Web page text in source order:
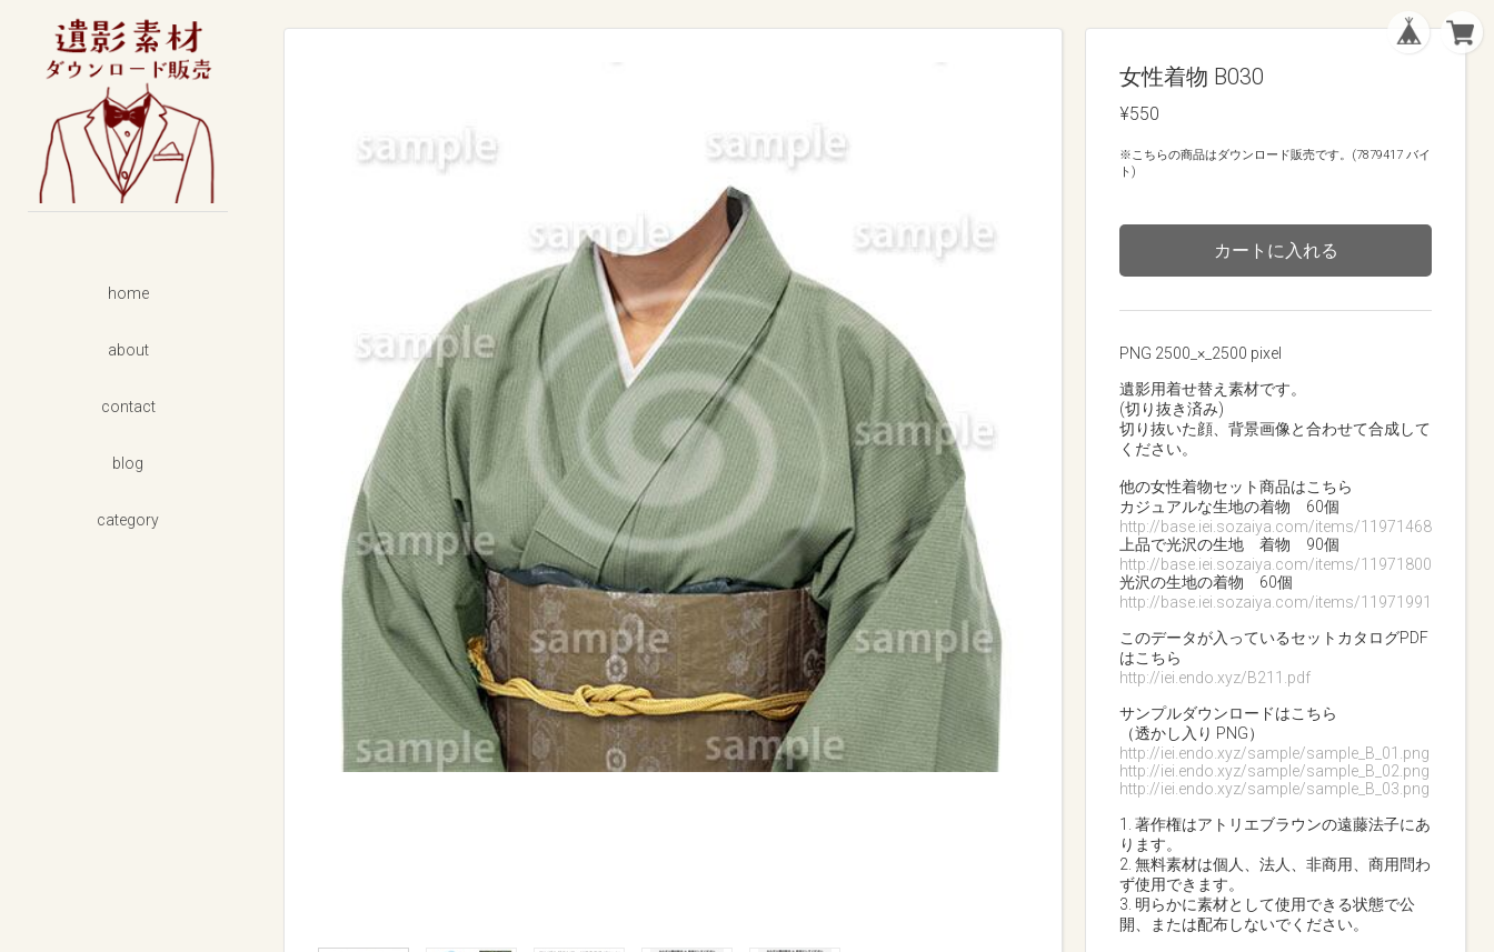
home
about
contact
blog
category
女性着物 B030
¥550
※こちらの商品はダウンロード販売です。(7879417 バイ
ト)
カートに入れる
PNG 2500_×_2500 pixel
遺影用着せ替え素材です。
(切り抜き済み)
切り抜いた顔、背景画像と合わせて合成して
ください。
他の女性着物セット商品はこちら
カジュアルな生地の着物 60個
http://base.iei.sozaiya.com/items/11971468
上品で光沢の生地 着物 90個
http://base.iei.sozaiya.com/items/11971800
光沢の生地の着物 60個
http://base.iei.sozaiya.com/items/11971991
このデータが入っているセットカタログPDF
はこちら
http://iei.endo.xyz/B211.pdf
サンプルダウンロードはこちら
（透かし入り PNG）
http://iei.endo.xyz/sample/sample_B_01.png
http://iei.endo.xyz/sample/sample_B_02.png
http://iei.endo.xyz/sample/sample_B_03.png
1. 著作権はアトリエブラウンの遠藤法子にあ
ります。
2. 無料素材は個人、法人、非商用、商用問わ
ず使用できます。
3. 明らかに素材として使用できる状態で公
開、または配布しないでください。